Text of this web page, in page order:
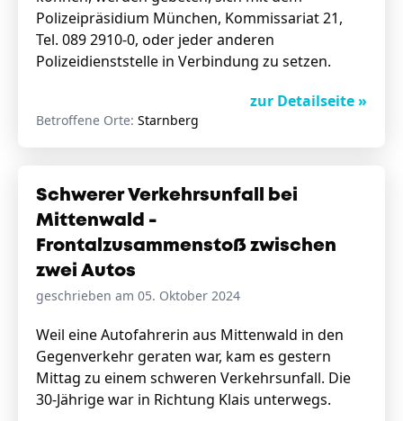
Polizeipräsidium München, Kommissariat 21,
Tel. 089 2910-0, oder jeder anderen
Polizeidienststelle in Verbindung zu setzen.
zur Detailseite »
Betroffene Orte: Starnberg
Schwerer Verkehrsunfall bei
Mittenwald -
Frontalzusammenstoß zwischen
zwei Autos
geschrieben am 05. Oktober 2024
Weil eine Autofahrerin aus Mittenwald in den
Gegenverkehr geraten war, kam es gestern
Mittag zu einem schweren Verkehrsunfall. Die
30-Jährige war in Richtung Klais unterwegs.